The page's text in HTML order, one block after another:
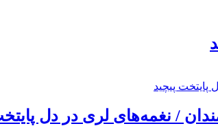
/ نغمه‌های لری در دل